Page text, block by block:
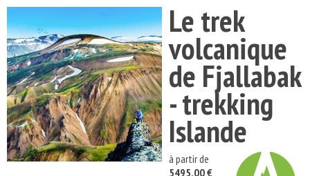
Destinations
Acteurs
Thèmes
OK
Le trek
volcanique
de Fjallabak
- trekking
Islande
à partir de
5495.00 €